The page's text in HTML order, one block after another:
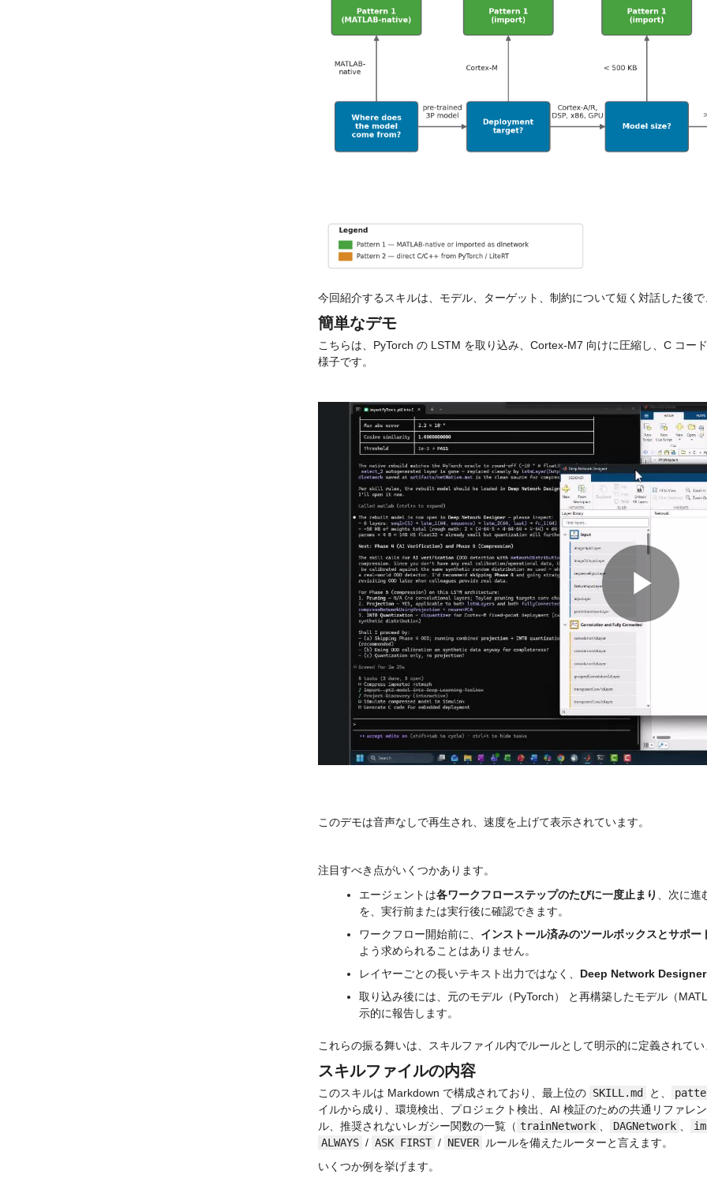
今回紹介するスキルは、モデル、ターゲット、制約について短く対話した後
簡単なデモ
こちらは、PyTorch の LSTM を取り込み、Cortex-M7 向けに圧縮し、C コー
様子です。
このデモは音声なしで再生され、速度を上げて表示されています。
注目すべき点がいくつかあります。
エージェントは各ワークフローステップのたびに一度止まり
、次に
を、実行前または実行後に確認できます。
ワークフロー開始前に、 インストール済みのツールボックスとサポー
よう求められることはありません。
レイヤーごとの長いテキスト出力ではなく、 Deep Network Designer
取り込み後には、元のモデル（PyTorch） と再構築したモデル（
示的に報告します。
これらの振る舞いは、スキルファイル内でルールとして明示的に定義されて
スキルファイルの内容
このスキルは Markdown で構成されており、最上位の SKILL.md と、
イルから成り、環境検出、プロジェクト検出、AI 検証のための共通リファレ
ル、推奨されないレガシー関数の一覧（ trainNetwork DAGNetwork
ALWAYS / ASK FIRST / NEVER
ルールを備えたルーターと言えます。
いくつか例を挙げます。